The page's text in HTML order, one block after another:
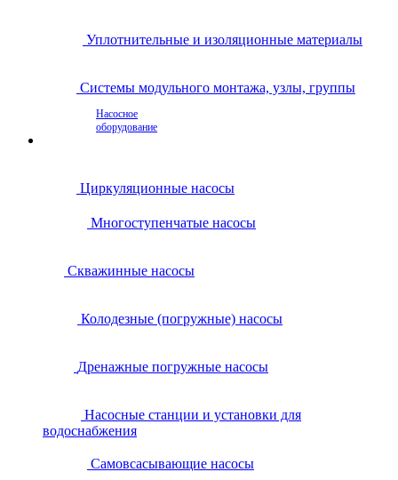
Уплотнительные и изоляционные материалы
Системы модульного монтажа, узлы, группы
Насосное
оборудование
Циркуляционные насосы
Многоступенчатые насосы
Скважинные насосы
Колодезные (погружные) насосы
Дренажные погружные насосы
Насосные станции и установки для
водоснабжения
Самовсасывающие насосы